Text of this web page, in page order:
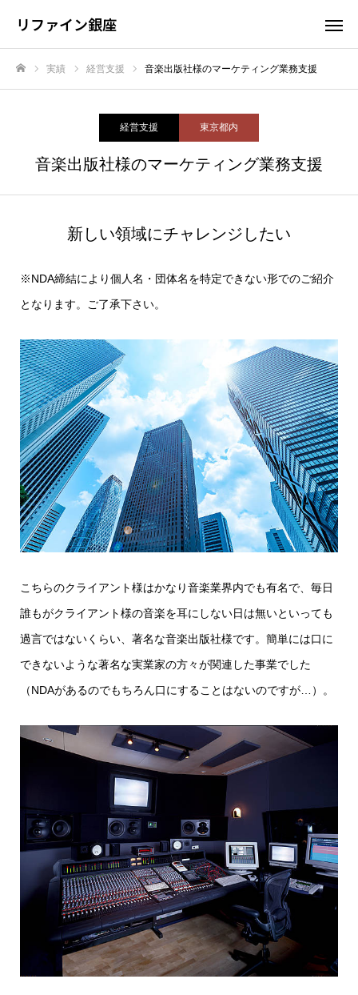
リファイン銀座
実績 経営支援 音楽出版社様のマーケティング業務支援
経営支援 東京都内
音楽出版社様のマーケティング業務支援
新しい領域にチャレンジしたい
※NDA締結により個人名・団体名を特定できない形でのご紹介
となります。ご了承下さい。
こちらのクライアント様はかなり音楽業界内でも有名で、毎日
誰もがクライアント様の音楽を耳にしない日は無いといっても
過言ではないくらい、著名な音楽出版社様です。簡単には口に
できないような著名な実業家の方々が関連した事業でした
（NDAがあるのでもちろん口にすることはないのですが…）。